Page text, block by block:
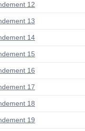
12
13
14
15
16
17
18
19